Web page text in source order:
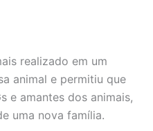
realizado em um
animal e permitiu que
e amantes dos animais,
uma nova família.